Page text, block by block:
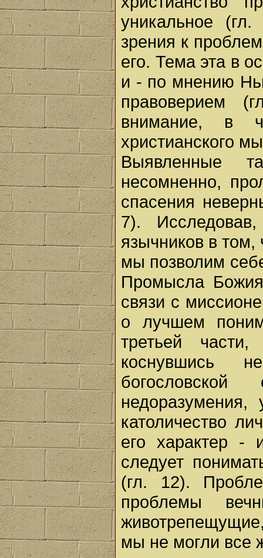
уникальное
зрения к
его. Тема эта в
и - по мнению
правоверием
внимание, в
христианского
Выявленные
несомненно,
спасения
7).
язычников в
мы позволим
Промысла
связи с
о лучшем
третьей
коснувшись
богословской
недоразумения,
католичество
его характер -
следует
(гл. 12).
проблемы
мы не могли все